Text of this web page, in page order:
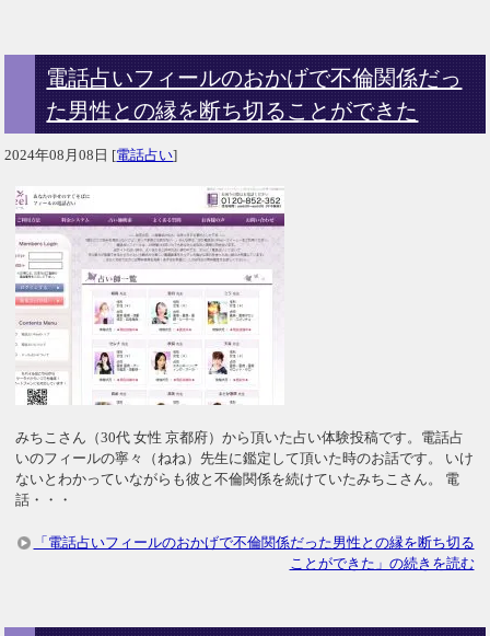
電話占いフィールのおかげで不倫関係だっ
た男性との縁を断ち切ることができた
2024年08月08日 [電話占い]
みちこさん（30代 女性 京都府）から頂いた占い体験投稿です。電話占
いのフィールの寧々（ねね）先生に鑑定して頂いた時のお話です。 いけ
ないとわかっていながらも彼と不倫関係を続けていたみちこさん。 電
話・・・
「電話占いフィールのおかげで不倫関係だった男性との縁を断ち切る
ことができた」の続きを読む